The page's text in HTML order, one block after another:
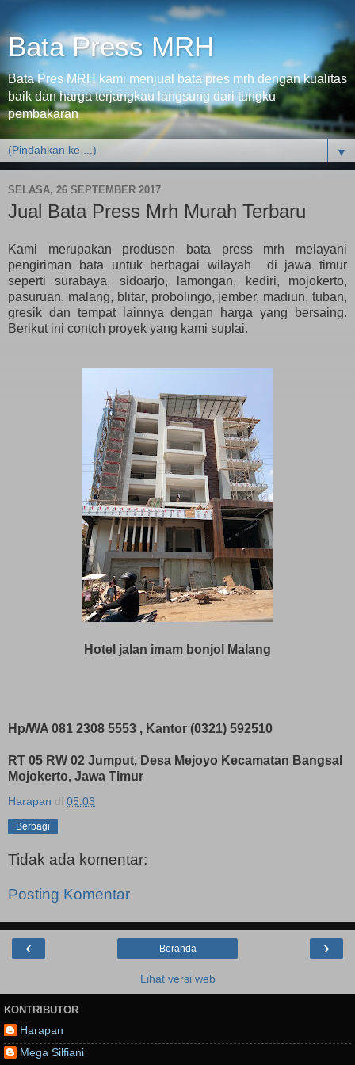
Bata Press MRH
Bata Pres MRH kami menjual bata pres mrh dengan kualitas
baik dan harga terjangkau langsung dari tungku
pembakaran
▼
SELASA, 26 SEPTEMBER 2017
Jual Bata Press Mrh Murah Terbaru
Kami merupakan produsen bata press mrh melayani
pengiriman bata untuk berbagai wilayah di jawa timur
seperti surabaya, sidoarjo, lamongan, kediri, mojokerto,
pasuruan, malang, blitar, probolingo, jember, madiun, tuban,
gresik dan tempat lainnya dengan harga yang bersaing.
Berikut ini contoh proyek yang kami suplai.
Hotel jalan imam bonjol Malang
Hp/WA 081 2308 5553 , Kantor (0321) 592510
RT 05 RW 02 Jumput, Desa Mejoyo Kecamatan Bangsal
Mojokerto, Jawa Timur
Harapan di 05.03
Berbagi
Tidak ada komentar:
Posting Komentar
‹ ›
Beranda
Lihat versi web
KONTRIBUTOR
Harapan
Mega Silfiani